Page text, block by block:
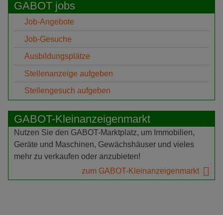
GABOT jobs
Job-Angebote
Job-Gesuche
Ausbildungsplätze
Stellenanzeige aufgeben
Stellengesuch aufgeben
GABOT-Kleinanzeigenmarkt
Nutzen Sie den GABOT-Marktplatz, um Immobilien,
Geräte und Maschinen, Gewächshäuser und vieles
mehr zu verkaufen oder anzubieten!
zum GABOT-Kleinanzeigenmarkt